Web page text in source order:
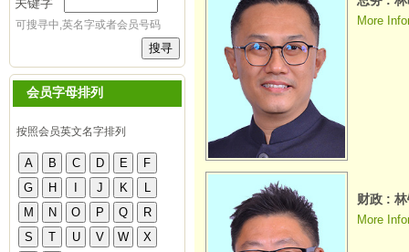
可搜寻中,英名字或者会员号码
会员字母排列
按照会员英文名字排列
More
财政 :
More